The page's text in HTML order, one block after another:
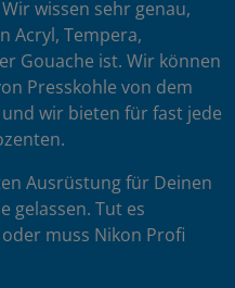
wissen sehr genau,
Acryl, Tempera,
Gouache ist. Wir können
Presskohle von dem
wir bieten für fast jede
Ausrüstung für Deinen
gelassen. Tut es
muss Nikon Profi